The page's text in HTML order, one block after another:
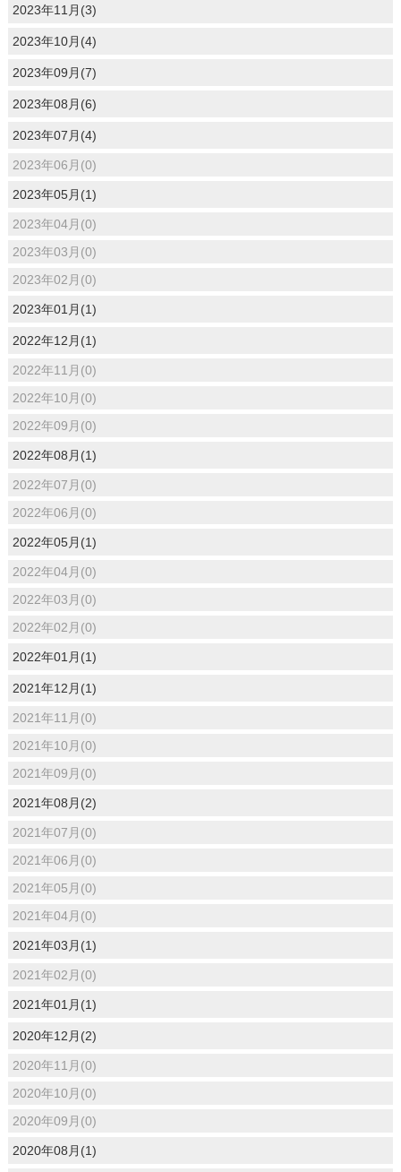
2023年11月(3)
2023年10月(4)
2023年09月(7)
2023年08月(6)
2023年07月(4)
2023年06月(0)
2023年05月(1)
2023年04月(0)
2023年03月(0)
2023年02月(0)
2023年01月(1)
2022年12月(1)
2022年11月(0)
2022年10月(0)
2022年09月(0)
2022年08月(1)
2022年07月(0)
2022年06月(0)
2022年05月(1)
2022年04月(0)
2022年03月(0)
2022年02月(0)
2022年01月(1)
2021年12月(1)
2021年11月(0)
2021年10月(0)
2021年09月(0)
2021年08月(2)
2021年07月(0)
2021年06月(0)
2021年05月(0)
2021年04月(0)
2021年03月(1)
2021年02月(0)
2021年01月(1)
2020年12月(2)
2020年11月(0)
2020年10月(0)
2020年09月(0)
2020年08月(1)